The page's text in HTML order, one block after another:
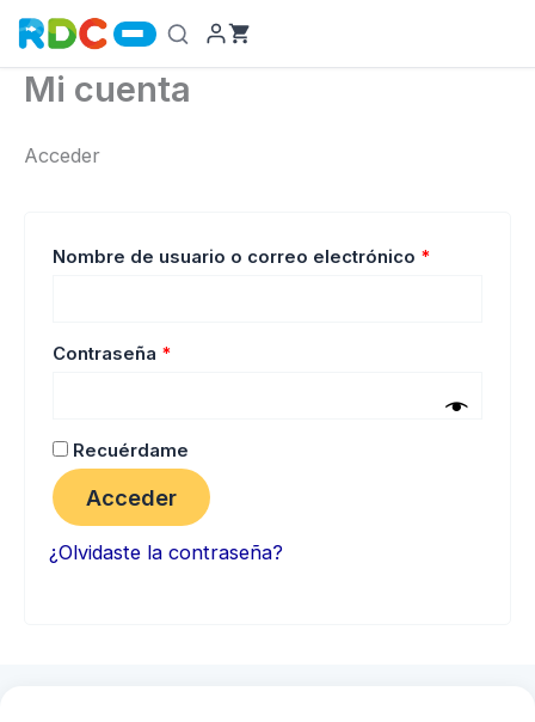
contenido
Mi cuenta
Acceder
Nombre de usuario o correo electrónico *
Contraseña *
Recuérdame
Acceder
¿Olvidaste la contraseña?